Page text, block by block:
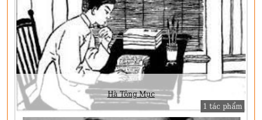
Hà Tông Mục
1 tác phẩm